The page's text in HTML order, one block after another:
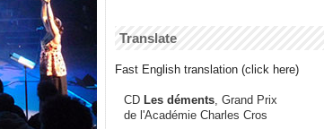
Translate
Fast English translation (click here)
CD Les déments , Grand Prix
de l'Académie Charles Cros